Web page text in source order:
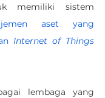
memiliki sistem
aset yang
Internet of Things
lembaga yang